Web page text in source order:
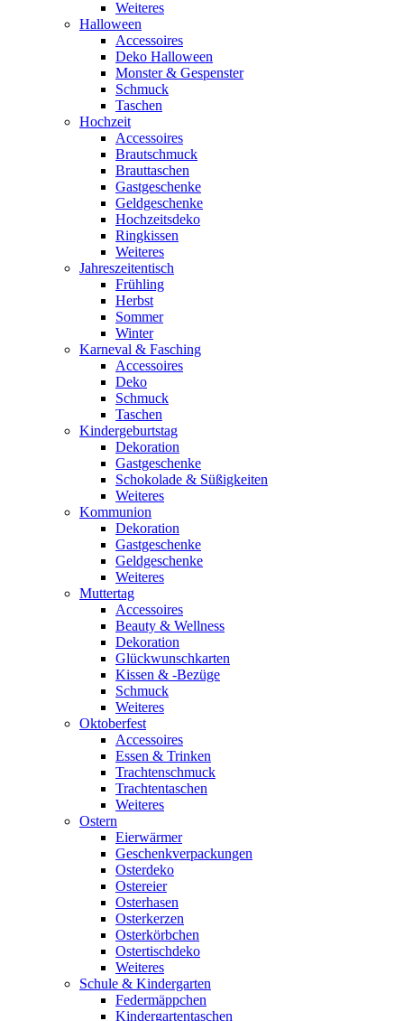
Weiteres
Halloween
Accessoires
Deko Halloween
Monster & Gespenster
Schmuck
Taschen
Hochzeit
Accessoires
Brautschmuck
Brauttaschen
Gastgeschenke
Geldgeschenke
Hochzeitsdeko
Ringkissen
Weiteres
Jahreszeitentisch
Frühling
Herbst
Sommer
Winter
Karneval & Fasching
Accessoires
Deko
Schmuck
Taschen
Kindergeburtstag
Dekoration
Gastgeschenke
Schokolade & Süßigkeiten
Weiteres
Kommunion
Dekoration
Gastgeschenke
Geldgeschenke
Weiteres
Muttertag
Accessoires
Beauty & Wellness
Dekoration
Glückwunschkarten
Kissen & -Bezüge
Schmuck
Weiteres
Oktoberfest
Accessoires
Essen & Trinken
Trachtenschmuck
Trachtentaschen
Weiteres
Ostern
Eierwärmer
Geschenkverpackungen
Osterdeko
Ostereier
Osterhasen
Osterkerzen
Osterkörbchen
Ostertischdeko
Weiteres
Schule & Kindergarten
Federmäppchen
Kindergartentaschen